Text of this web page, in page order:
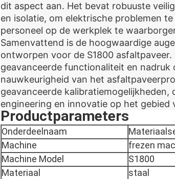
dit aspect aan. Het bevat robuuste
en isolatie, om elektrische problemen
personeel op de werkplek te
Samenvattend is de hoogwaardige
ontworpen voor de S1800
geavanceerde functionaliteit en
nauwkeurigheid van het
geavanceerde kalibratiemogelijkheden,
engineering en innovatie op het
Productparameters
Onderdeelnaam
Machine
frezen
Machine Model
S1800
Materiaal
staal